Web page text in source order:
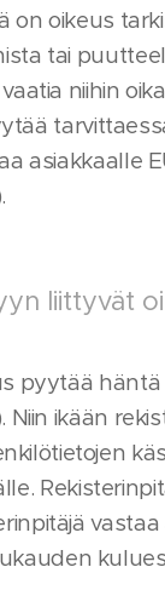
on oikeus
tai
niihin
asiakkaalle
liittyvät
pyytää
ikään